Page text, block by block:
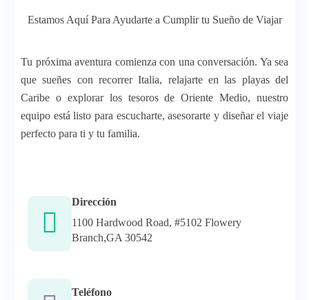
Estamos Aquí Para Ayudarte a Cumplir tu Sueño de Viajar
Tu próxima aventura comienza con una conversación. Ya sea
que sueñes con recorrer Italia, relajarte en las playas del
Caribe o explorar los tesoros de Oriente Medio, nuestro
equipo está listo para escucharte, asesorarte y diseñar el viaje
perfecto para ti y tu familia.
Dirección
1100 Hardwood Road, #5102 Flowery
Branch,GA 30542
Teléfono